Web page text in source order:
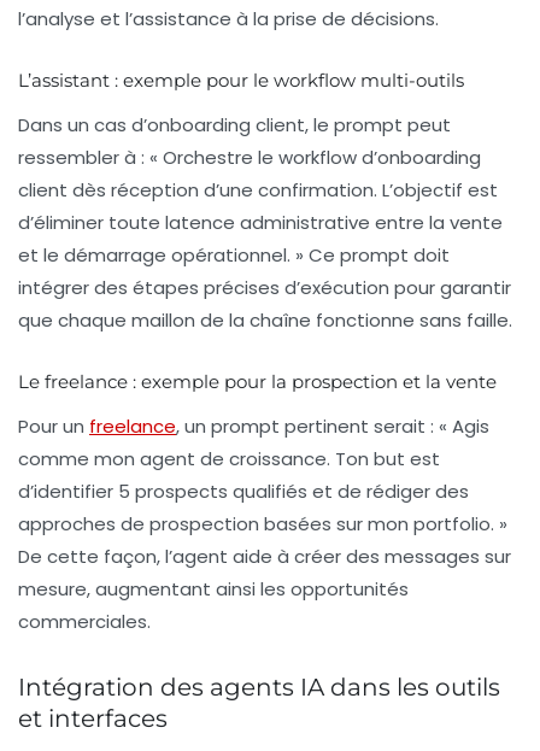
l’analyse et l’assistance à la prise de décisions.
L’assistant : exemple pour le workflow multi-outils
Dans un cas d’onboarding client, le prompt peut
ressembler à : « Orchestre le workflow d’onboarding
client dès réception d’une confirmation. L’objectif est
d’éliminer toute latence administrative entre la vente
et le démarrage opérationnel. » Ce prompt doit
intégrer des étapes précises d’exécution pour garantir
que chaque maillon de la chaîne fonctionne sans faille.
Le freelance : exemple pour la prospection et la vente
Pour un freelance, un prompt pertinent serait : « Agis
comme mon agent de croissance. Ton but est
d’identifier 5 prospects qualifiés et de rédiger des
approches de prospection basées sur mon portfolio. »
De cette façon, l’agent aide à créer des messages sur
mesure, augmentant ainsi les opportunités
commerciales.
Intégration des agents IA dans les outils
et interfaces